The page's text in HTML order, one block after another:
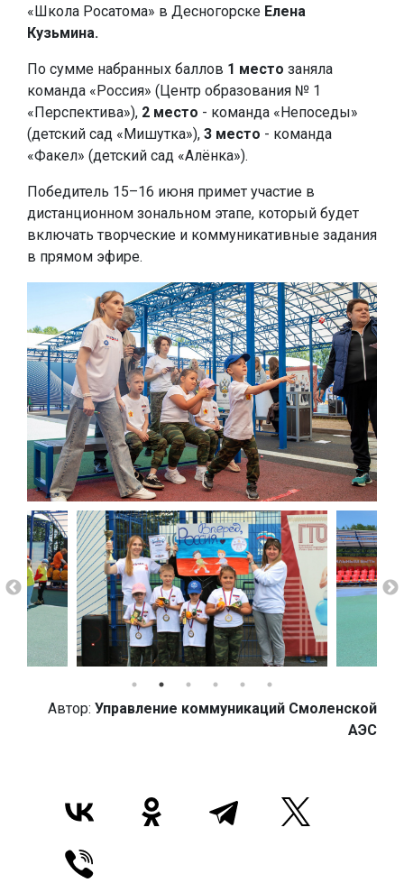
«Школа Росатома» в Десногорске Елена
Кузьмина.
По сумме набранных баллов 1 место заняла
команда «Россия» (Центр образования № 1
«Перспектива»), 2 место - команда «Непоседы»
(детский сад «Мишутка»), 3 место - команда
«Факел» (детский сад «Алёнка»).
Победитель 15–16 июня примет участие в
дистанционном зональном этапе, который будет
включать творческие и коммуникативные задания
в прямом эфире.
Автор: Управление коммуникаций Смоленской
АЭС